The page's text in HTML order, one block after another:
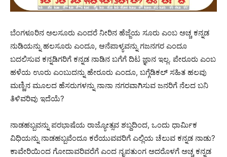
ಬೆಂಗಳೂರಿನ ಅಲಸೂರು ಎಂದರೆ ನೀರಿನ ಹೆಜ್ಜೆಯ ಸೂರು ಎಂಬ ಅಚ್ಚ ಕನ್ನಡ
ನುಡಿಯನ್ನು ಹಲಸೂರು ಎಂದೂ, ಆನೆಪಾಳ್ಯವನ್ನು ಗಜನಗರ ಎಂದೂ
ಬದಲಿಸುವ ಕನ್ನಡಿಗರಿಗೆ ಕನ್ನಡ ನಾಡಿನ ಬಗೆಗೆ ದಿಟ ಜ್ಞಾನ ಇಲ್ಲ. ಪೇರೂರು ಎಂಬ
ಹಳೆಯ ಊರು ಎಂಬುದನ್ನು ಹೇರೂರು ಎಂದೂ, ಬಗ್ಗೆಡಿಕಲ್ ಸಹಿತ ಹಲವು
ಮಣ್ಣಿನ ಮೂಲದ ಹೆಸರುಗಳನ್ನು ನಾನಾ ನಗರವಾಗಿಸುವ ಜನರಿಗೆ ನೆಲದ ಬನಿ
ತಿಳಿವರಿವು ಇದೆಯೆ?
ನಾಡಹಬ್ಬವನ್ನು ಪರಭಾಷೆಯ ರಾಜ್ಯೋತ್ಸವ ಶಬ್ದದಿಂದ, ಒಂದು ಧಾರ್ಮಿಕ
ವಿಧಿಯನ್ನು ನಾಡಹಬ್ಬವೆಂದೂ ಕರೆಯುವವರಿಗೆ ಎಲ್ಲಿಯ ಚೆಲುವ ಕನ್ನಡ ನಾಡು?
ಕಾವೇರಿಯಿಂದ ಗೋದಾವರಿವರೆಗೆ ಎಂದ ನೃಪತುಂಗ ಅದರೊಳಗೆ ಅಚ್ಚ ಕನ್ನಡ